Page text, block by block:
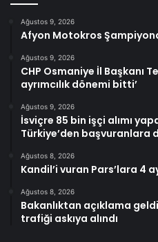
Ağustos 9, 2026
Afyon Motokros
Ağustos 9, 2026
CHP Osmaniye İl Başkanı
ayrımcılık dönemi bitti’
Ağustos 9, 2026
İsviçre 85 bin işçi alımı
Türkiye’den başvuranlara
Ağustos 8, 2026
Kandil’i vuran Pars’lara 4
Ağustos 8, 2026
Bakanlıktan açıklama
trafiği askıya alındı